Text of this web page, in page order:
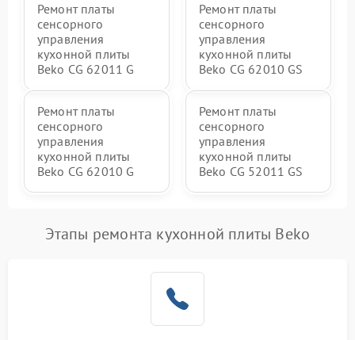
Ремонт платы
сенсорного
управления
кухонной плиты
Beko CG 62011 G
Ремонт платы
сенсорного
управления
кухонной плиты
Beko CG 62010 GS
Ремонт платы
сенсорного
управления
кухонной плиты
Beko CG 62010 G
Ремонт платы
сенсорного
управления
кухонной плиты
Beko CG 52011 GS
Этапы ремонта кухонной плиты Beko